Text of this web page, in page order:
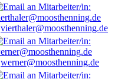
vierthaler@moosthenning.de
werner@moosthenning.de